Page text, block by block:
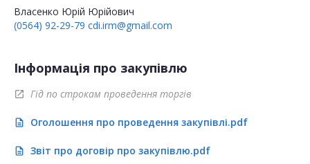
Власенко Юрій Юрійович
(0564) 92-29-79 cdi.irm@gmail.com
Інформація про закупівлю
open_in_new Гід по строкам проведення торгів
description Оголошення про проведення закупівлі.pdf
description Звіт про договір про закупівлю.pdf